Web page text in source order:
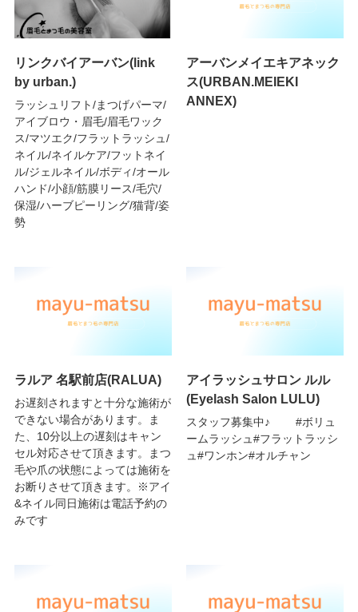
リンクバイアーバン(link
by urban.)
ラッシュリフト/まつげパーマ/
アイブロウ・眉毛/眉毛ワック
ス/マツエク/フラットラッシュ/
ネイル/ネイルケア/フットネイ
ル/ジェルネイル/ボディ/オール
ハンド/小顔/筋膜リース/毛穴/
保湿/ハーブピーリング/猫背/姿
勢
アーバンメイエキアネック
ス(URBAN.MEIEKI
ANNEX)
ラルア 名駅前店(RALUA)
お遅刻されますと十分な施術が
できない場合があります。ま
た、10分以上の遅刻はキャン
セル対応させて頂きます。まつ
毛や爪の状態によっては施術を
お断りさせて頂きます。※アイ
&ネイル同日施術は電話予約の
みです
アイラッシュサロン ルル
(Eyelash Salon LULU)
スタッフ募集中♪ #ボリュ
ームラッシュ#フラットラッシ
ュ#ワンホン#オルチャン